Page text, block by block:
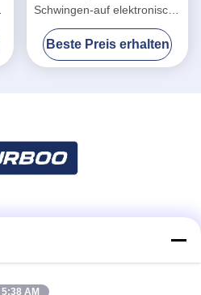
Schwingen-auf elektronische
Drehkreuz-Tore mit anti-
Klemmfunktion zu
Beste Preis erhalten
5:38 AM